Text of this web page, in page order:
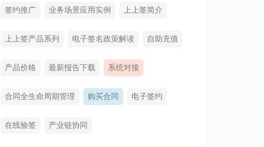
签约推广 业务场景应用实例 上上签简介
上上签产品系列 电子签名政策解读 自助充值
产品价格 最新报告下载 系统对接
合同全生命周期管理 购买合同 电子签约
在线验签 产业链协同